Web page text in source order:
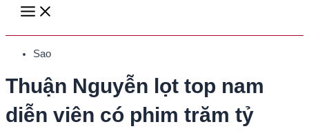
Main
Menu
Sao
Thuận Nguyễn lọt top nam
diễn viên có phim trăm tỷ